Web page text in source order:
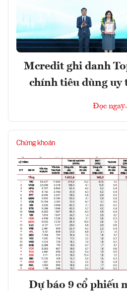
Mcredit ghi danh
chính tiêu dùng uy
Đọc ngay
Chứng khoán
Dự báo 9 cổ phiếu